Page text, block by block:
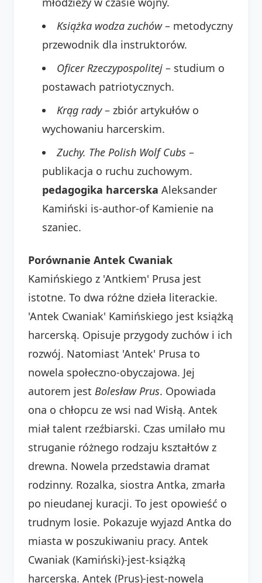
Książka wodza zuchów– metodyczny
przewodnik dla instruktorów.
Oficer Rzeczypospolitej – studium o
postawach patriotycznych.
Krąg rady– zbiór artykułów o
wychowaniu harcerskim.
Zuchy. The Polish Wolf Cubs –
publikacja o ruchu zuchowym.
pedagogika harcerska Aleksander
Kamiński is-author-of Kamienie na
szaniec.
Porównanie Antek Cwaniak
Kamińskiego z 'Antkiem' Prusa jest
istotne. To dwa różne dzieła literackie.
'Antek Cwaniak' Kamińskiego jest książką
harcerską. Opisuje przygody zuchów i ich
rozwój. Natomiast 'Antek' Prusa to
nowela społeczno-obyczajowa. Jej
autorem jest Bolesław Prus. Opowiada
ona o chłopcu ze wsi nad Wisłą. Antek
miał talent rzeźbiarski. Czas umilało mu
struganie różnego rodzaju kształtów z
drewna. Nowela przedstawia dramat
rodzinny. Rozalka, siostra Antka, zmarła
po nieudanej kuracji. To jest opowieść o
trudnym losie. Pokazuje wyjazd Antka do
miasta w poszukiwaniu pracy. Antek
Cwaniak (Kamiński)-jest-książką
harcerską. Antek (Prus)-jest-nowelą